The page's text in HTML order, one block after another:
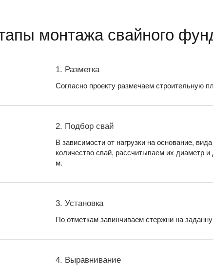
монтажа свайного
1. Разметка
Согласно проекту размечаем строительную
2. Подбор свай
В зависимости от нагрузки на основание,
количество свай, рассчитываем их диаметр
м.
3. Установка
По отметкам завинчиваем стержни на
4. Выравнивание